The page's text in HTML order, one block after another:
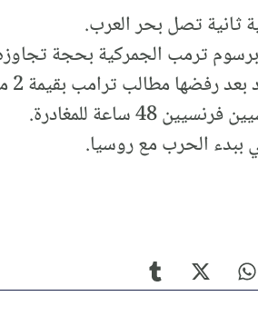
ثانية تصل بحر العرب.
ترمب الجمركية بحجة
مطالب ترامب بقيمة 2 مليار دولار.
48 ساعة للمغادرة.
ببدء الحرب مع روسيا.